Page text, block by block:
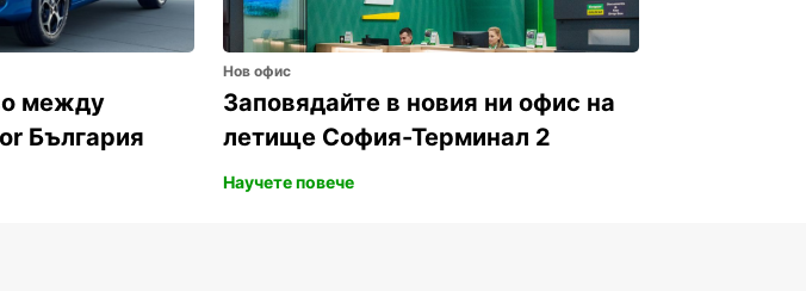
между
България
Нов офис
Заповядайте в новия ни офис на
летище София-Терминал 2
Научете повече